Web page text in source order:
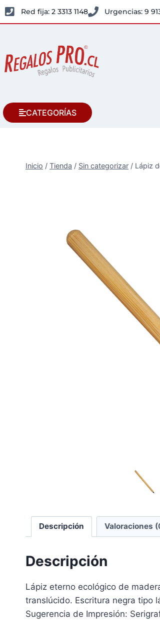
Red fija: 2 3313 1148 Urgencias: 9
CATEGORÍAS
Inicio / Tienda / Sin categorizar / Lápiz
Descripción Valoraciones
Descripción
Lápiz eterno ecológico de
translúcido. Escritura negra tipo
Sugerencia de Impresión: